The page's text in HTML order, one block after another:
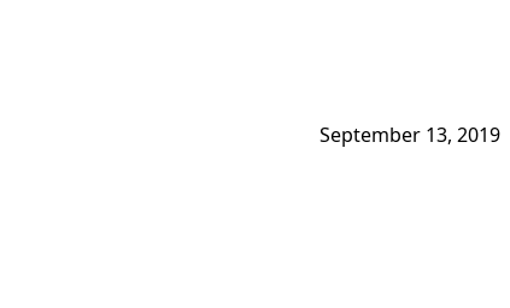
September 13, 2019